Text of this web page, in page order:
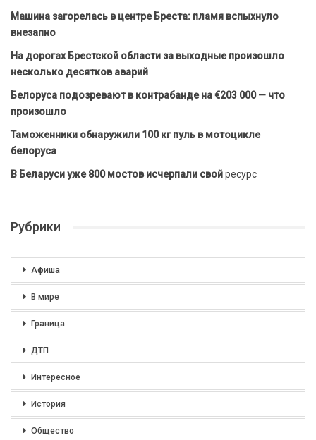
Машина загорелась в центре Бреста: пламя вспыхнуло
внезапно
На дорогах Брестской области за выходные произошло
несколько десятков аварий
Белоруса подозревают в контрабанде на €203 000 — что
произошло
Таможенники обнаружили 100 кг пуль в мотоцикле
белоруса
В Беларуси уже 800 мостов исчерпали свойресурс
Рубрики
Афиша
В мире
Граница
ДТП
Интересное
История
Общество